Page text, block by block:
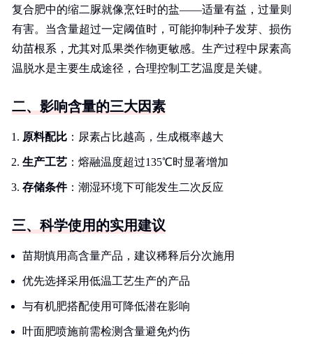
复合肥中的缩二脲就像烹饪时的盐——适量有益，过量则
有害。当含量超过一定阈值时，可能抑制种子发芽、损伤
幼苗根系，尤其对瓜果类作物更敏感。生产过程中尿素高
温脱水是主要生成途径，合理控制工艺温度是关键。
二、影响含量的三大因素
原料配比 ：尿素占比越高，生成概率越大
生产工艺 ：熔融温度超过135℃时显著增加
存储条件：潮湿环境下可能发生二次反应
三、科学使用的实用建议
苗期慎用高含量产品，建议稀释后分次施用
优先选择采用低温工艺生产的产品
与有机肥搭配使用可降低潜在影响
叶面肥喷施前需检测含量避免灼伤